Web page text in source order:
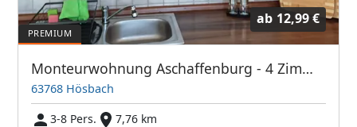
ab 12,99 €
Monteurwohnung Aschaffenburg - 4 Zimmer und Parkplatz
63768 Hösbach
3-8 Pers.
7,76 km